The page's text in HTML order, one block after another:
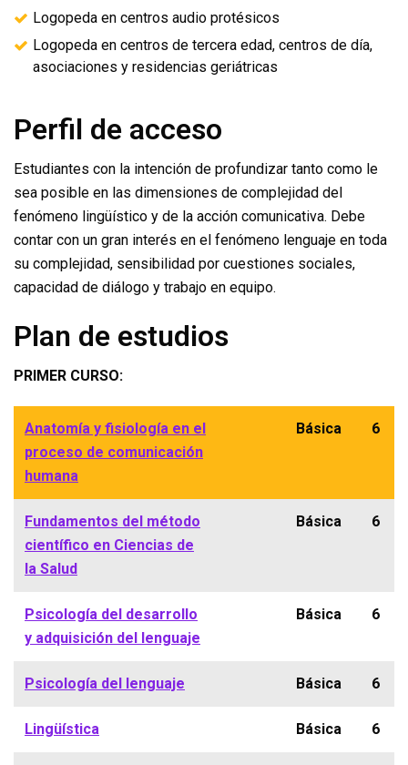
Logopeda en centros audio protésicos
Logopeda en centros de tercera edad, centros de día,
asociaciones y residencias geriátricas
Perfil de acceso
Estudiantes con la intención de profundizar tanto como le
sea posible en las dimensiones de complejidad del
fenómeno lingüístico y de la acción comunicativa. Debe
contar con un gran interés en el fenómeno lenguaje en toda
su complejidad, sensibilidad por cuestiones sociales,
capacidad de diálogo y trabajo en equipo.
Plan de estudios
PRIMER CURSO:
Anatomía y fisiología en el
proceso de comunicación
humana
Básica 6
Fundamentos del método
científico en Ciencias de
la Salud
Básica 6
Psicología del desarrollo
y adquisición del lenguaje
Básica 6
Psicología del lenguaje Básica 6
Lingüística Básica 6